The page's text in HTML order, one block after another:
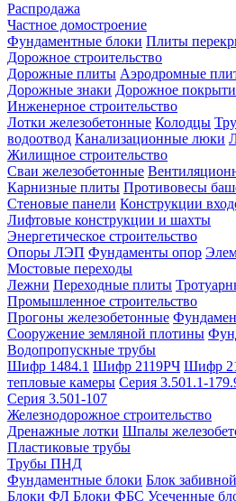
Распродажа
Частное домостроение
Фундаментные блоки Плиты
Дорожное строительство
Дорожные плиты Аэродромные
Дорожные знаки Дорожное
Инженерное строительство
Лотки железобетонные Колодцы
водоотвод Канализационные люки
Жилищное строительство
Сваи железобетонные
Карнизные плиты Противовесы
Стеновые панели Конструкции
Лифтовые конструкции и шахты
Энергетическое строительство
Опоры ЛЭП Фундаменты опор
Мостовые переходы
Лежни Переходные плиты
Промышленное строительство
Прогоны железобетонные
Сооружение земляной плотины
Водопропускные трубы
Шифр 1484.1 Шифр 2119РЧ Шифр
тепловые камеры Серия 3.501.1-
Серия 3.501-107
Железнодорожное строительство
Дренажные лотки Шпалы
Пластиковые трубы
Трубы ПНД
Фундаментные блоки Блок забивной
Блоки ФЛ Блоки ФБС Усеченные